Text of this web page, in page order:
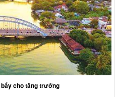
cho tăng trưởng